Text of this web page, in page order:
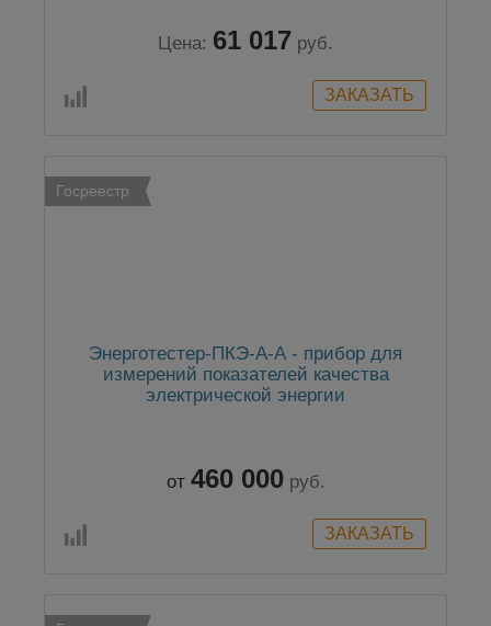
Цена: 61 017 руб.
Госреестр
Энерготестер-ПКЭ-А-А - прибор для
измерений показателей качества
электрической энергии
от 460 000 руб.